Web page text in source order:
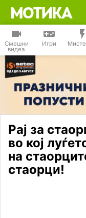
Смешни
видеа
Игри
Рај за
во кој
на
стаорци!